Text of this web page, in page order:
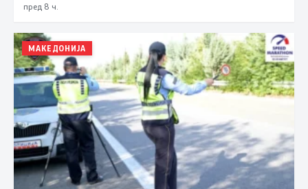
пред 8 ч.
МАКЕДОНИЈА